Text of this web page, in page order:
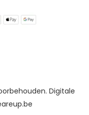
Digitale